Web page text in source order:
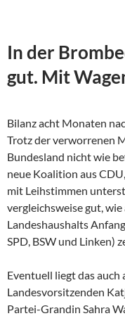
In der
gut. Mit
Bilanz acht Monaten
Trotz der verworrenen
Bundesland nicht wie
neue Koalition aus
mit Leihstimmen
vergleichsweise gut,
Landeshaushalts
SPD, BSW und Linken)
Eventuell liegt das
Landesvorsitzenden
Partei-Grandin Sahra